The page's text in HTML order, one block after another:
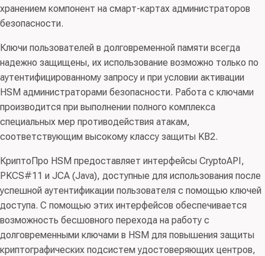
хранением компонент на смарт-картах администраторов
безопасности.
Ключи пользователей в долговременной памяти всегда
надежно защищены, их использование возможно только по
аутентифицированному запросу и при условии активации
HSM администраторами безопасности. Работа с ключами
производится при выполнении полного комплекса
специальных мер противодействия атакам,
соответствующим высокому классу защиты KB2.
КриптоПро HSM предоставляет интерфейсы CryptoAPI,
PKCS#11 и JCA (Java), доступные для использования после
успешной аутентификации пользователя с помощью ключей
доступа. С помощью этих интерфейсов обеспечивается
возможность бесшовного перехода на работу с
долговременными ключами в HSM для повышения защиты
криптографических подсистем удостоверяющих центров,